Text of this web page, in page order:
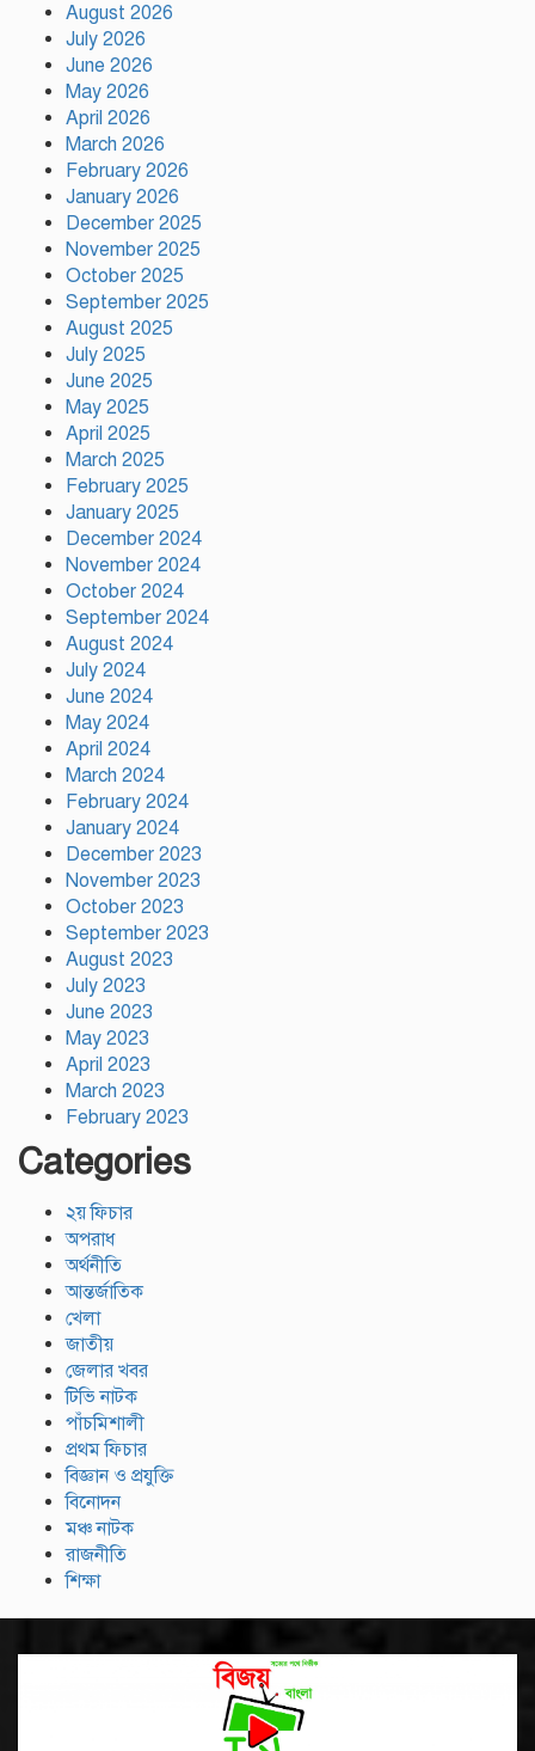
প্রতি ইউনিয়নে খেলার মাঠ ও জেলায়
August 2026
July 2026
June 2026
May 2026
April 2026
March 2026
February 2026
January 2026
December 2025
November 2025
October 2025
September 2025
August 2025
July 2025
June 2025
May 2025
April 2025
March 2025
February 2025
January 2025
December 2024
November 2024
October 2024
September 2024
August 2024
July 2024
June 2024
May 2024
April 2024
March 2024
February 2024
January 2024
December 2023
November 2023
October 2023
September 2023
August 2023
July 2023
June 2023
May 2023
April 2023
March 2023
February 2023
Categories
২য় ফিচার
অপরাধ
অর্থনীতি
আন্তর্জাতিক
খেলা
জাতীয়
জেলার খবর
টিভি নাটক
পাঁচমিশালী
প্রথম ফিচার
বিজ্ঞান ও প্রযুক্তি
বিনোদন
মঞ্চ নাটক
রাজনীতি
শিক্ষা